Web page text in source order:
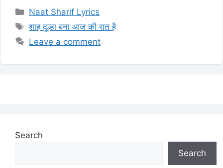
Categories
Naat Sharif Lyrics
Tags
शाह दूल्हा बना आज की रात है
Leave a comment
Search
Search